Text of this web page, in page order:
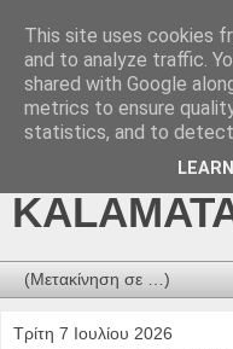
ONLINE-
Τρίτη 7 Ιουλίου 2026
This site uses cookies
and to analyze traffic.
shared with Google
metrics to ensure
statistics, and to detect